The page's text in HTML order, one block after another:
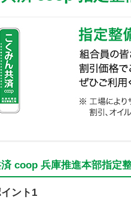
coop 兵庫推進本部指定
ント1